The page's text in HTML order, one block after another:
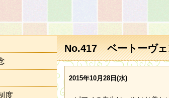
No.417 ベートーヴェ
2015年10月28日(水)
度